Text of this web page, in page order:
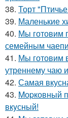
38. Торт
39. Маленькие
40. Мы готовим
семейным
41. Мы готовим
утреннему чаю
42. Самая
43. Mоpковный
вкyсный!